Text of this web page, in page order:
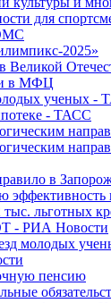
для
2025»
Великой
в МФЦ
ученых -
- ТАСС
в
льготных
- РИА Новости
молодых
пенсию